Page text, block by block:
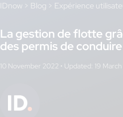
IDnow > Blog > Expérience
La gestion de flotte
des permis de conduire
10 November 2022 • Updated: 19